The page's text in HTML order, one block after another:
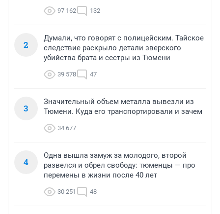
97 162 132
2
Думали, что говорят с полицейским. Тайское
следствие раскрыло детали зверского
убийства брата и сестры из Тюмени
39 578 47
3
Значительный объем металла вывезли из
Тюмени. Куда его транспортировали и зачем
34 677
4
Одна вышла замуж за молодого, второй
развелся и обрел свободу: тюменцы — про
перемены в жизни после 40 лет
30 251 48